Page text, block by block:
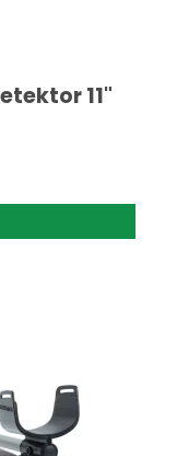
11"